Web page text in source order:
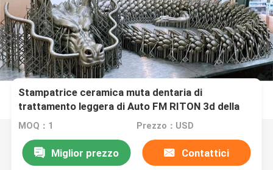
Stampatrice ceramica muta dentaria di
trattamento leggera di Auto FM RITON 3d della
stampante del metallo 3D
MOQ：1 Prezzo：USD
Miglior prezzo Contattici